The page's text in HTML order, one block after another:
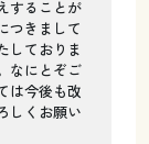
することが
つきまして
しておりま
なにとぞご
は今後も改
しくお願い